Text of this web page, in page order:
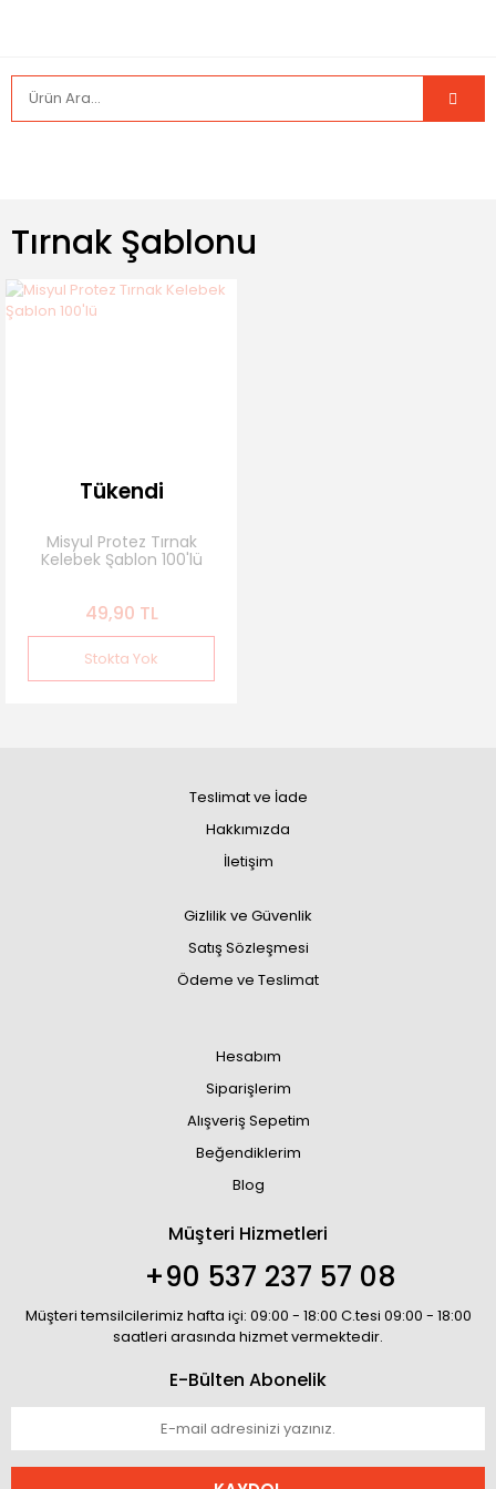
Tırnak Şablonu
Tükendi
Misyul Protez Tırnak
Kelebek Şablon 100'lü
49,90 TL
Stokta Yok
Teslimat ve İade
Hakkımızda
İletişim
Gizlilik ve Güvenlik
Satış Sözleşmesi
Ödeme ve Teslimat
Hesabım
Siparişlerim
Alışveriş Sepetim
Beğendiklerim
Blog
Müşteri Hizmetleri
+90 537 237 57 08
Müşteri temsilcilerimiz hafta içi: 09:00 - 18:00 C.tesi 09:00 - 18:00
saatleri arasında hizmet vermektedir.
E-Bülten Abonelik